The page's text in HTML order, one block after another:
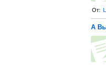
От:
А